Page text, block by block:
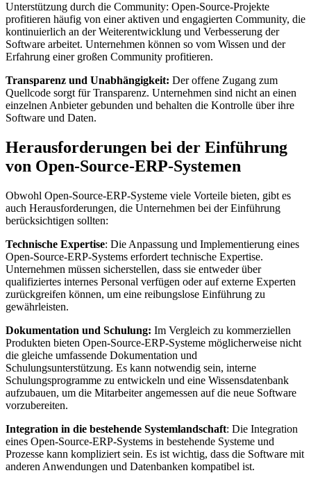
Unterstützung durch die Community: Open-Source-Projekte
profitieren häufig von einer aktiven und engagierten Community, die
kontinuierlich an der Weiterentwicklung und Verbesserung der
Software arbeitet. Unternehmen können so vom Wissen und der
Erfahrung einer großen Community profitieren.
Transparenz und Unabhängigkeit: Der offene Zugang zum
Quellcode sorgt für Transparenz. Unternehmen sind nicht an einen
einzelnen Anbieter gebunden und behalten die Kontrolle über ihre
Software und Daten.
Herausforderungen bei der Einführung
von Open-Source-ERP-Systemen
Obwohl Open-Source-ERP-Systeme viele Vorteile bieten, gibt es
auch Herausforderungen, die Unternehmen bei der Einführung
berücksichtigen sollten:
Technische Expertise: Die Anpassung und Implementierung eines
Open-Source-ERP-Systems erfordert technische Expertise.
Unternehmen müssen sicherstellen, dass sie entweder über
qualifiziertes internes Personal verfügen oder auf externe Experten
zurückgreifen können, um eine reibungslose Einführung zu
gewährleisten.
Dokumentation und Schulung: Im Vergleich zu kommerziellen
Produkten bieten Open-Source-ERP-Systeme möglicherweise nicht
die gleiche umfassende Dokumentation und
Schulungsunterstützung. Es kann notwendig sein, interne
Schulungsprogramme zu entwickeln und eine Wissensdatenbank
aufzubauen, um die Mitarbeiter angemessen auf die neue Software
vorzubereiten.
Integration in die bestehende Systemlandschaft: Die Integration
eines Open-Source-ERP-Systems in bestehende Systeme und
Prozesse kann kompliziert sein. Es ist wichtig, dass die Software mit
anderen Anwendungen und Datenbanken kompatibel ist.